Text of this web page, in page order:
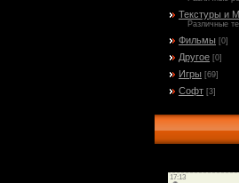
Текстуры и
Различные
Фильмы [0]
Другое [0]
Игры [69]
Софт [3]